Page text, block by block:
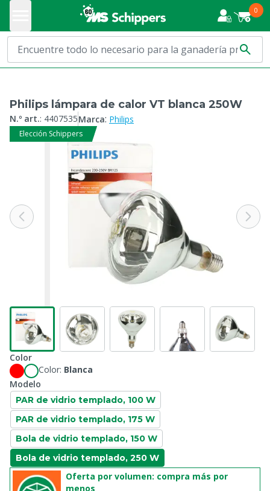
0
Philips lámpara de calor VT blanca 250W
N.º art.: 4407535Marca: Philips
Elección Schippers
Color
Color: Blanca
Modelo
PAR de vidrio templado, 100 W
PAR de vidrio templado, 175 W
Bola de vidrio templado, 150 W
Bola de vidrio templado, 250 W
Oferta por volumen: compra más por
menos